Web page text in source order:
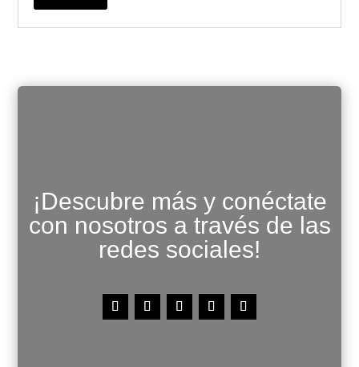
¡Descubre más y conéctate
con nosotros a través de las
redes sociales!